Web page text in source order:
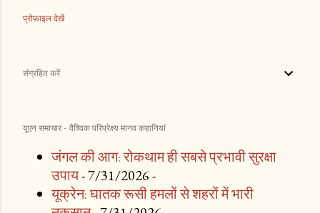
प्रोफ़ाइल देखें
संग्रहित करें
यूएन समाचार - वैश्विक परिप्रेक्ष्य मानव कहानियां
जंगल की आग: रोकथाम ही सबसे प्रभावी सुरक्षा
उपाय- 7/31/2026-
यूक्रेन: घातक रूसी हमलों से शहरों में भारी